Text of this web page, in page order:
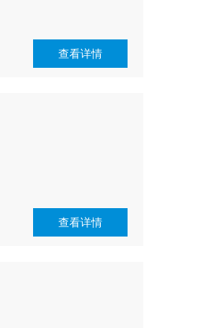
查看详情
查看详情